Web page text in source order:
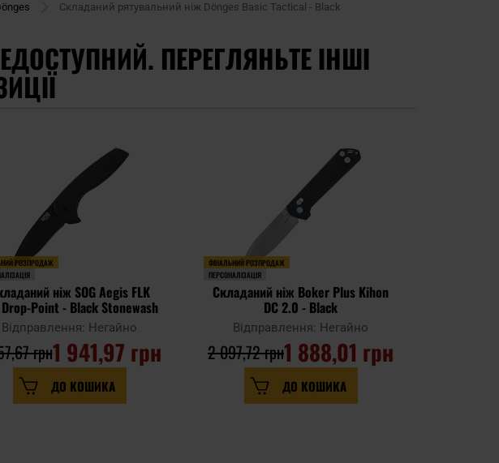
Складаний рятувальний ніж Dönges Basic Tactical - Black
ПЕРЕГЛЯНЬТЕ ІНШІ
РОЗПРОДАЖ
ніж SOG Aegis FLK
Point - Black Stonewash
Відправлення: Негайно
1 941,97 грн
грн
ДО КОШИКА
ФІНАЛЬНИЙ РОЗПРОДАЖ
ПЕРСОНАЛІЗАЦІЯ
Складаний ніж Boker Plus Kihon
DC 2.0 - Black
Відправлення: Негайно
1 888,01 грн
2 097,72 грн
ДО КОШИКА